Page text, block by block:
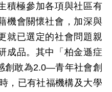
積極參加各項與社區有
機會關懷社會，加深與
就已選定的社會問題親
成品。其中「柏金遜症
創敢為2.0—青年社會創
，已有社福機構及大學